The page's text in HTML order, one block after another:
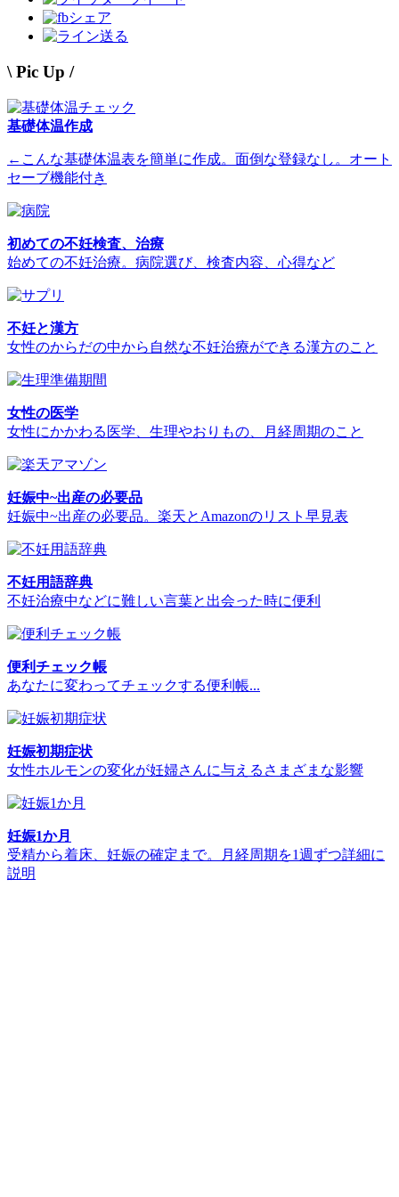
シェア
送る
\ Pic Up /
基礎体温作成
←こんな基礎体温表を簡単に作成。面倒な登録なし。オート
セーブ機能付き
初めての不妊検査、治療
始めての不妊治療。病院選び、検査内容、心得など
不妊と漢方
女性のからだの中から自然な不妊治療ができる漢方のこと
女性の医学
女性にかかわる医学、生理やおりもの、月経周期のこと
妊娠中~出産の必要品
妊娠中~出産の必要品。楽天とAmazonのリスト早見表
不妊用語辞典
不妊治療中などに難しい言葉と出会った時に便利
便利チェック帳
あなたに変わってチェックする便利帳...
妊娠初期症状
女性ホルモンの変化が妊婦さんに与えるさまざまな影響
妊娠1か月
受精から着床、妊娠の確定まで。月経周期を1週ずつ詳細に
説明